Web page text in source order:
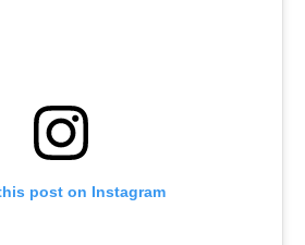
post on Instagram